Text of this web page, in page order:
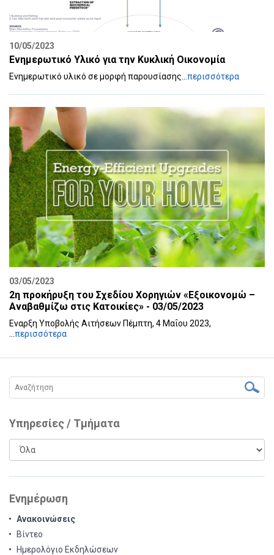
10/05/2023
Ενημερωτικό Υλικό για την Κυκλική Οικονομία
Eνημερωτικό υλικό σε μορφή παρουσίασης...περισσότερα
03/05/2023
2η προκήρυξη του Σχεδίου Χορηγιών «Εξοικονομώ –
Αναβαθμίζω στις Κατοικίες» - 03/05/2023
Εναρξη Υποβολής Αιτήσεων Πέμπτη, 4 Μαΐου 2023,
περισσότερα
Υπηρεσίες / Τμήματα
Ενημέρωση
Ανακοινώσεις
Βίντεο
Ημερολόγιο Εκδηλώσεων